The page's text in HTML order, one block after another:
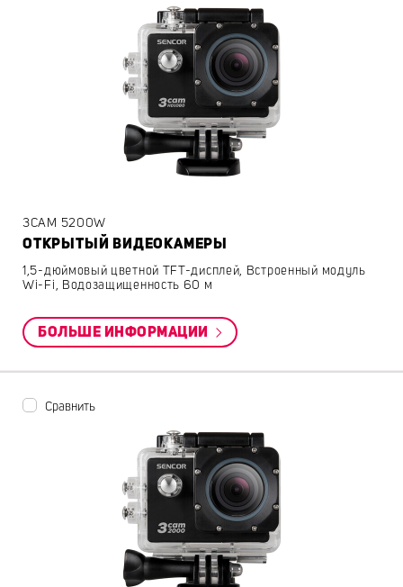
3CAM 5200W
ОТКРЫТЫЙ ВИДЕОКАМЕРЫ
1,5-дюймовый цветной TFT-дисплей, Встроенный модуль
Wi-Fi, Водозащищенность 60 м
БОЛЬШЕ ИНФОРМАЦИИ
Сравнить